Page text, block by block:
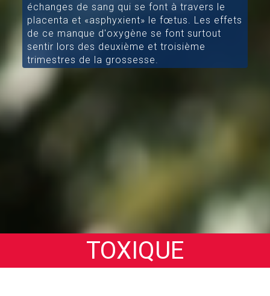
échanges de sang qui se font à travers le
placenta et «asphyxient» le fœtus. Les effets
de ce manque d'oxygène se font surtout
sentir lors des deuxième et troisième
trimestres de la grossesse.
TOXIQUE